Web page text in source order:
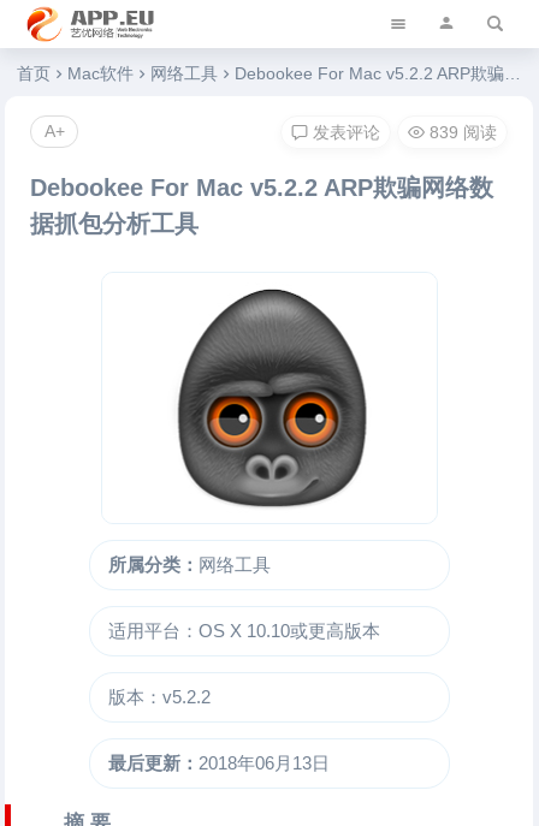
艺优软件乐园
首页 Mac软件 网络工具 Debookee For Mac v5.2.2 ARP欺骗网络数据抓包分析工具
Debookee For Mac v5.2.2 ARP欺骗网络数
据抓包分析工具
所属分类： 网络工具
适用平台：OS X 10.10或更高版本
版本：v5.2.2
最后更新： 2018年06月13日
发表评论 839 阅读
A+